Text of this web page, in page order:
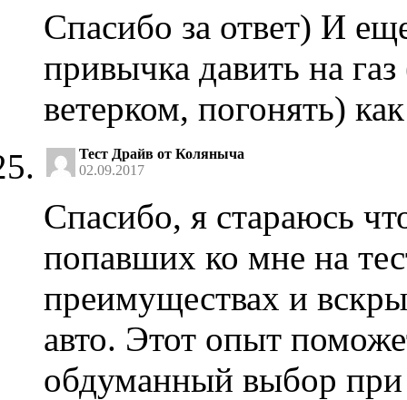
Спасибо за ответ) И
привычка давить на
ветерком, погонять)
Тест Драйв от Коляныча
02.09.2017
Спасибо, я стараюсь
попавших ко мне на
преимуществах и
авто. Этот опыт
обдуманный выбор при